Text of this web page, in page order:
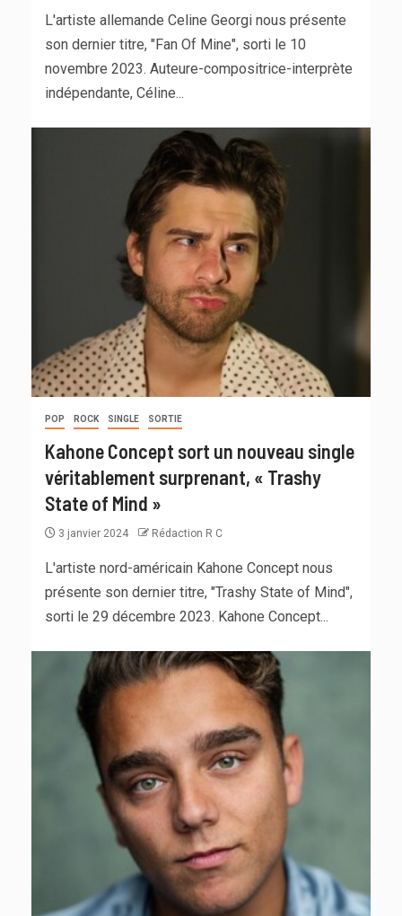
L'artiste allemande Celine Georgi nous présente
son dernier titre, "Fan Of Mine", sorti le 10
novembre 2023. Auteure-compositrice-interprète
indépendante, Céline...
POP ROCK SINGLE SORTIE
Kahone Concept sort un nouveau single
véritablement surprenant, « Trashy
State of Mind »
3 janvier 2024 Rédaction R C
L'artiste nord-américain Kahone Concept nous
présente son dernier titre, "Trashy State of Mind",
sorti le 29 décembre 2023. Kahone Concept...